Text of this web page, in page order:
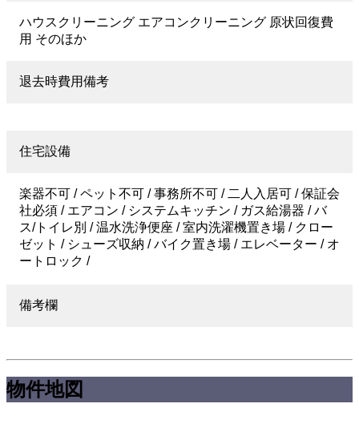
ハウスクリーニング エアコンクリーニング 原状回復費
用 そのほか
退去時費用備考
住宅設備
楽器不可 / ペット不可 / 事務所不可 / 二人入居可 / 保証会
社必須 / エアコン / システムキッチン / ガス給湯器 / バ
ス/トイレ別 / 温水洗浄便座 / 室内洗濯機置き場 / クロー
ゼット / シューズ収納 / バイク置き場 / エレベーター / オ
ートロック /
備考欄
物件地図